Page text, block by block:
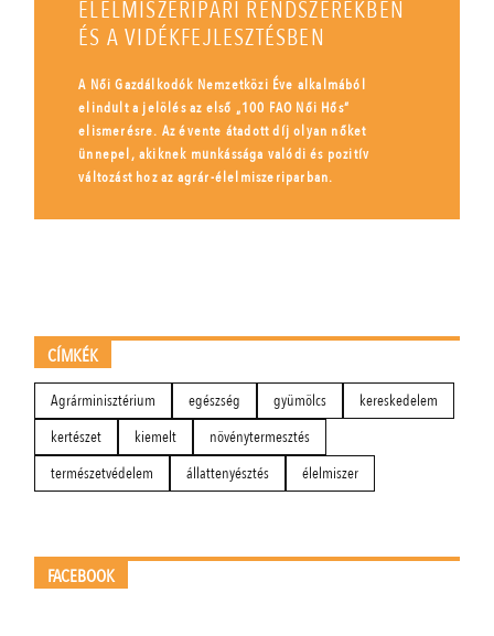
ÉLELMISZERIPARI RENDSZEREKBEN
ÉS A VIDÉKFEJLESZTÉSBEN
A Női Gazdálkodók Nemzetközi Éve alkalmából
elindult a jelölés az első „100 FAO Női Hős”
elismerésre. Az évente átadott díj olyan nőket
ünnepel, akiknek munkássága valódi és pozitív
változást hoz az agrár-élelmiszeriparban.
CÍMKÉK
Agrárminisztérium egészség gyümölcs
kereskedelem
kertészet
kiemelt
növénytermesztés
természetvédelem
állattenyésztés élelmiszer
FACEBOOK